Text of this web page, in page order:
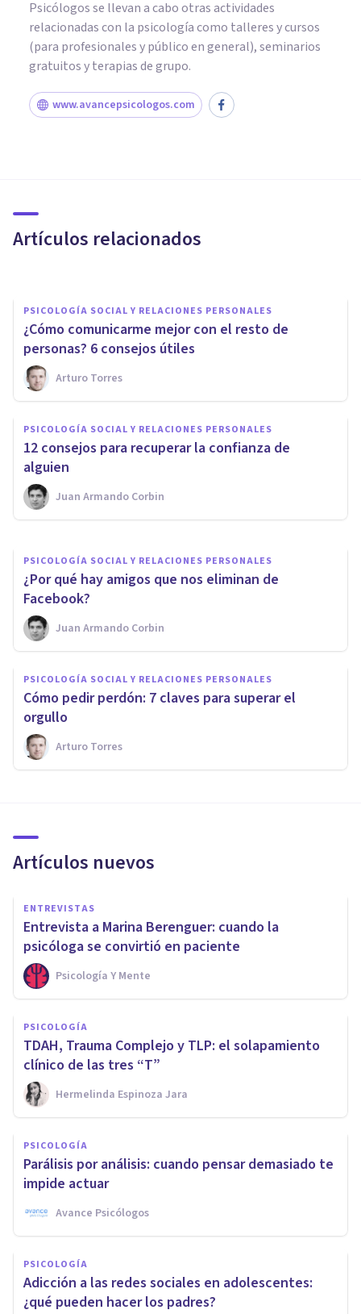
Psicólogos se llevan a cabo otras actividades
relacionadas con la psicología como talleres y cursos
(para profesionales y público en general), seminarios
gratuitos y terapias de grupo.
www.avancepsicologos.com
Artículos relacionados
útiles
PSICOLOGÍA SOCIAL Y RELACIONES PERSONALES
¿Cómo comunicarme mejor con el resto de
personas? 6 consejos útiles
Arturo Torres
PSICOLOGÍA SOCIAL Y RELACIONES PERSONALES
12 consejos para recuperar la confianza de
alguien
Juan Armando Corbin
Los 9 tipos de atracción entre
personas
Nahum Montagud Rubio
PSICOLOGÍA SOCIAL Y RELACIONES PERSONALES
​¿Por qué hay amigos que nos eliminan de
Facebook?
Juan Armando Corbin
PSICOLOGÍA SOCIAL Y RELACIONES PERSONALES
Cómo pedir perdón: 7 claves para superar el
orgullo
Arturo Torres
Artículos nuevos
ENTREVISTAS
Entrevista a Marina Berenguer: cuando la
psicóloga se convirtió en paciente
Psicología Y Mente
PSICOLOGÍA
TDAH, Trauma Complejo y TLP: el solapamiento
clínico de las tres “T”
Hermelinda Espinoza Jara
PSICOLOGÍA
Parálisis por análisis: cuando pensar demasiado te
impide actuar
Avance Psicólogos
PSICOLOGÍA
Adicción a las redes sociales en adolescentes:
¿qué pueden hacer los padres?